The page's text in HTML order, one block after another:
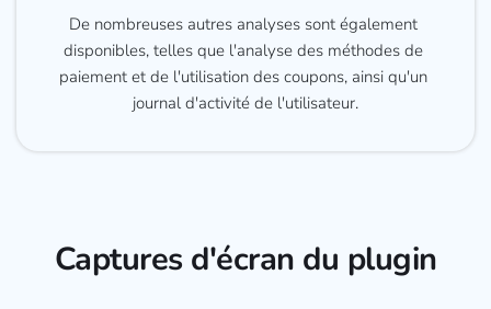
De nombreuses autres analyses sont également
disponibles, telles que l'analyse des méthodes de
paiement et de l'utilisation des coupons, ainsi qu'un
journal d'activité de l'utilisateur.
Captures d'écran du plugin